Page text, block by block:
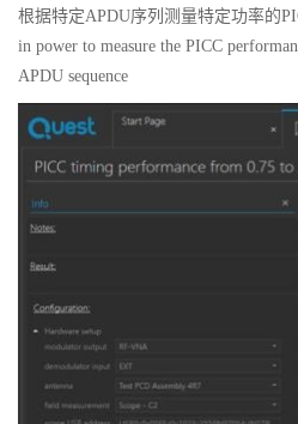
根据特定APDU序列测量特定功率的
in power to measure the PICC
APDU sequence